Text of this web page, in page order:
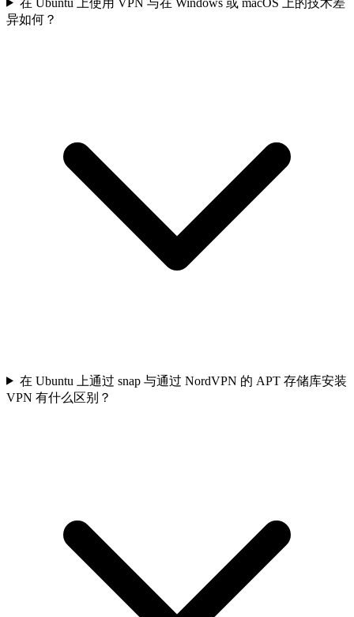
异如何？
在 Ubuntu 上通过 snap 与通过 NordVPN 的 APT 存储库安装
VPN 有什么区别？